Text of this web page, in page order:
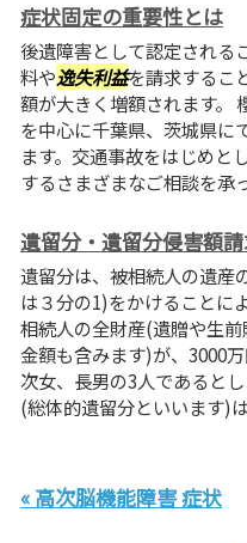
症状固定の重要性とは
後遺障害として認定される
料や逸失利益を請求するこ
額が大きく増額されます。
を中心に千葉県、茨城県に
ます。交通事故をはじめと
するさまざまなご相談を承
遺留分・遺留分侵害額
遺留分は、被相続人の遺産
は３分の1)をかけることに
相続人の全財産(遺贈や生
金額も含みます)が、3000
次女、長男の3人であると
(総体的遺留分といいます)
« 高次脳機能障害 症状